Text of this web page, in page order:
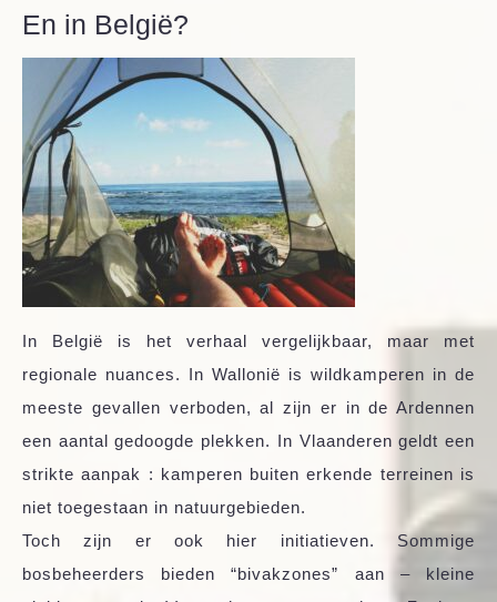
En in België?
In België is het verhaal vergelijkbaar, maar met
regionale nuances. In Wallonië is wildkamperen in de
meeste gevallen verboden, al zijn er in de Ardennen
een aantal gedoogde plekken. In Vlaanderen geldt een
strikte aanpak : kamperen buiten erkende terreinen is
niet toegestaan in natuurgebieden.
Toch zijn er ook hier initiatieven. Sommige
bosbeheerders bieden “bivakzones” aan – kleine